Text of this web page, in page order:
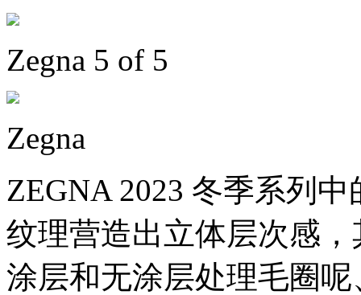
Zegna 5 of 5
Zegna
ZEGNA 2023 冬季系列中
纹理营造出立体层次感
涂层和无涂层处理毛圈